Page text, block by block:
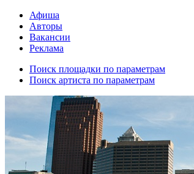
Афиша
Авторы
Вакансии
Реклама
Поиск площадки по параметрам
Поиск артиста по параметрам